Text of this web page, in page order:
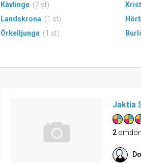
Kävlinge (2 st)
Landskrona (1 st)
Örkelljunga (1 st)
Jaktia
2